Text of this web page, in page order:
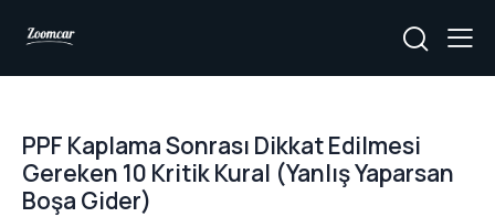
PPF Kaplama Sonrası Dikkat Edilmesi
Gereken 10 Kritik Kural (Yanlış Yaparsan
Boşa Gider)